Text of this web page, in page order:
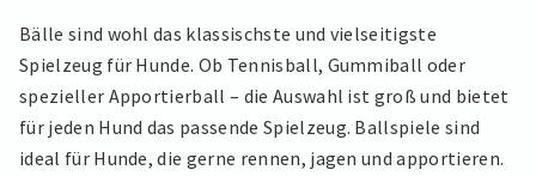
Bälle sind wohl das klassischste und vielseitigste
Spielzeug für Hunde. Ob Tennisball, Gummiball oder
spezieller Apportierball – die Auswahl ist groß und bietet
für jeden Hund das passende Spielzeug. Ballspiele sind
ideal für Hunde, die gerne rennen, jagen und apportieren.